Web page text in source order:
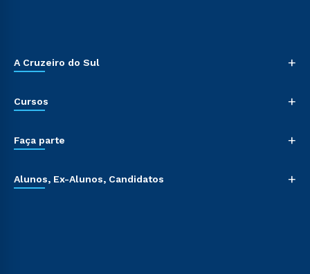
A Cruzeiro do Sul +
Cursos +
Faça parte +
Alunos, Ex-Alunos, Candidatos +